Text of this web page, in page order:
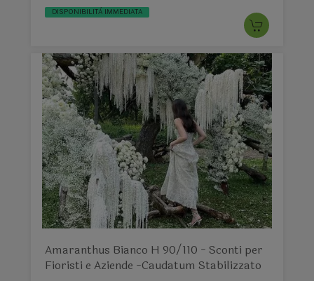
DISPONIBILITÀ IMMEDIATA
Amaranthus Bianco H 90/110 - Sconti per
Fioristi e Aziende -Caudatum Stabilizzato